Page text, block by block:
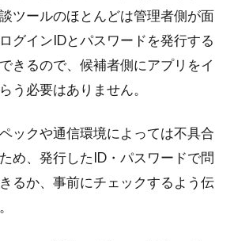
ツールのほとんどは管理者側が面
グインIDとパスワードを発行する
きるので、候補者側にアプリをイ
う必要はありません。
ックや通信環境によっては不具合
め、発行したID・パスワードで問
るか、事前にチェックするよう伝